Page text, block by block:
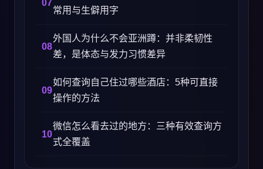
常用与生僻用字
外国人为什么不会亚洲蹲：并非柔韧性
差，是体态与发力习惯差异
如何查询自己住过哪些酒店：5种可直接
操作的方法
微信怎么看去过的地方：三种有效查询方
式全覆盖